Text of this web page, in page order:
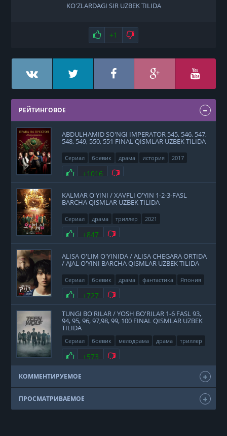
KO'ZLARDAGI SIR UZBEK TILIDA
Нравится
+1 Не нравится
РЕЙТИНГОВОЕ
ABDULHAMID SO'NGI IMPERATOR 545, 546, 547,
548, 549, 550, 551 FINAL QISMLAR UZBEK TILIDA
Сериал боевик драма история 2017
Нравится
+1016 Не нравится
KALMAR O'YINI / XAVFLI O'YIN 1-2-3-FASL
BARCHA QISMLAR UZBEK TILIDA
Сериал драма триллер 2021
Нравится
+847 Не нравится
ALISA O'LIM O'YINIDA / ALISA CHEGARA ORTIDA
/ AJAL O'YINI BARCHA QISMLAR UZBEK TILIDA
Сериал боевик драма фантастика
Япония
2020
Нравится
+727 Не нравится
TUNGI BO'RILAR / YOSH BO'RILAR 1-6 FASL 93,
94, 95, 96, 97,98, 99, 100 FINAL QISMLAR UZBEK
TILIDA
Сериал боевик мелодрама драма
триллер
фэнтези
США 2011
Нравится
+573 Не нравится
КОММЕНТИРУЕМОЕ
ПРОСМАТРИВАЕМОЕ